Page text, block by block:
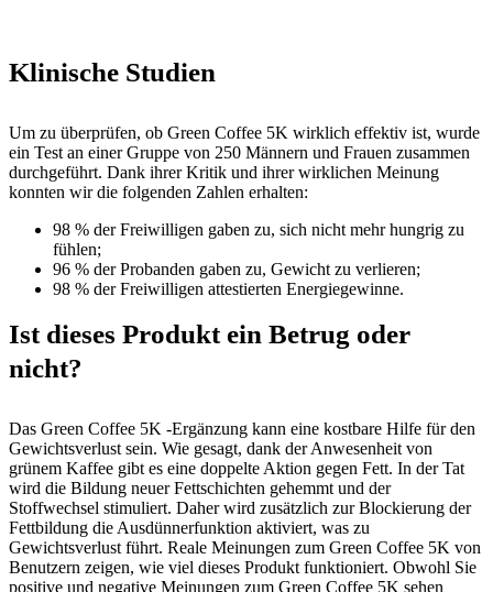
Klinische Studien
Um zu überprüfen, ob Green Coffee 5K wirklich effektiv ist, wurde
ein Test an einer Gruppe von 250 Männern und Frauen zusammen
durchgeführt. Dank ihrer Kritik und ihrer wirklichen Meinung
konnten wir die folgenden Zahlen erhalten:
98 % der Freiwilligen gaben zu, sich nicht mehr hungrig zu
fühlen;
96 % der Probanden gaben zu, Gewicht zu verlieren;
98 % der Freiwilligen attestierten Energiegewinne.
Ist dieses Produkt ein Betrug oder
nicht?
Das Green Coffee 5K -Ergänzung kann eine kostbare Hilfe für den
Gewichtsverlust sein. Wie gesagt, dank der Anwesenheit von
grünem Kaffee gibt es eine doppelte Aktion gegen Fett. In der Tat
wird die Bildung neuer Fettschichten gehemmt und der
Stoffwechsel stimuliert. Daher wird zusätzlich zur Blockierung der
Fettbildung die Ausdünnerfunktion aktiviert, was zu
Gewichtsverlust führt. Reale Meinungen zum Green Coffee 5K von
Benutzern zeigen, wie viel dieses Produkt funktioniert. Obwohl Sie
positive und negative Meinungen zum Green Coffee 5K sehen